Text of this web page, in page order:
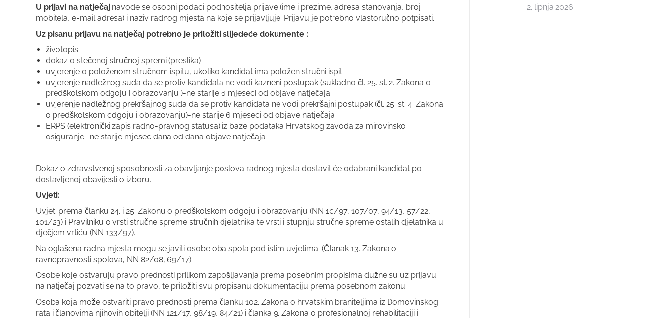
U prijavi na natječaj navode se osobni podaci podnositelja prijave (ime i prezime, adresa stanovanja, broj
mobitela, e-mail adresa) i naziv radnog mjesta na koje se prijavljuje. Prijavu je potrebno vlastoručno potpisati.
Uz pisanu prijavu na natječaj potrebno je priložiti slijedeće dokumente :
životopis
dokaz o stečenoj stručnoj spremi (preslika)
uvjerenje o položenom stručnom ispitu, ukoliko kandidat ima položen stručni ispit
uvjerenje nadležnog suda da se protiv kandidata ne vodi kazneni postupak (sukladno čl. 25. st. 2. Zakona o
predškolskom odgoju i obrazovanju )-ne starije 6 mjeseci od objave natječaja
uvjerenje nadležnog prekršajnog suda da se protiv kandidata ne vodi prekršajni postupak (čl. 25. st. 4. Zakona
o predškolskom odgoju i obrazovanju)-ne starije 6 mjeseci od objave natječaja
ERPS (elektronički zapis radno-pravnog statusa) iz baze podataka Hrvatskog zavoda za mirovinsko
osiguranje -ne starije mjesec dana od dana objave natječaja
Dokaz o zdravstvenoj sposobnosti za obavljanje poslova radnog mjesta dostavit će odabrani kandidat po
dostavljenoj obavijesti o izboru.
Uvjeti:
Uvjeti prema članku 24. i 25. Zakonu o predškolskom odgoju i obrazovanju (NN 10/97, 107/07, 94/13, 57/22,
101/23) i Pravilniku o vrsti stručne spreme stručnih djelatnika te vrsti i stupnju stručne spreme ostalih djelatnika u
dječjem vrtiću (NN 133/97).
Na oglašena radna mjesta mogu se javiti osobe oba spola pod istim uvjetima. (Članak 13. Zakona o
ravnopravnosti spolova, NN 82/08, 69/17)
Osobe koje ostvaruju pravo prednosti prilikom zapošljavanja prema posebnim propisima dužne su uz prijavu
na natječaj pozvati se na to pravo, te priložiti svu propisanu dokumentaciju prema posebnom zakonu.
Osoba koja može ostvariti pravo prednosti prema članku 102. Zakona o hrvatskim braniteljima iz Domovinskog
rata i članovima njihovih obitelji (NN 121/17, 98/19, 84/21) i članka 9. Zakona o profesionalnoj rehabilitaciji i
2. lipnja 2026.